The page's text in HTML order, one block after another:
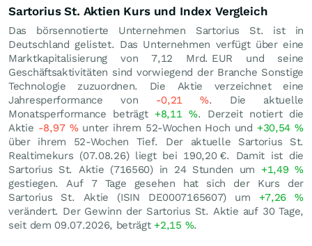
Sartorius St. Aktien Kurs und Index Vergleich
Das börsennotierte Unternehmen Sartorius St. ist in
Deutschland gelistet. Das Unternehmen verfügt über eine
Marktkapitalisierung von 7,12 Mrd. EUR und seine
Geschäftsaktivitäten sind vorwiegend der Branche Sonstige
Technologie zuzuordnen. Die Aktie verzeichnet eine
Jahresperformance von -0,21%. Die aktuelle
Monatsperformance beträgt +8,11%. Derzeit notiert die
Aktie -8,97 %unter ihrem 52-Wochen Hoch und +30,54%
über ihrem 52-Wochen Tief. Der aktuelle Sartorius St.
Realtimekurs (07.08.26) liegt bei 190,20 €. Damit ist die
Sartorius St. Aktie (716560) in 24 Stunden um +1,49%
gestiegen. Auf 7 Tage gesehen hat sich der Kurs der
Sartorius St. Aktie (ISIN DE0007165607) um +7,26%
verändert. Der Gewinn der Sartorius St. Aktie auf 30 Tage,
seit dem 09.07.2026, beträgt +2,15 %.